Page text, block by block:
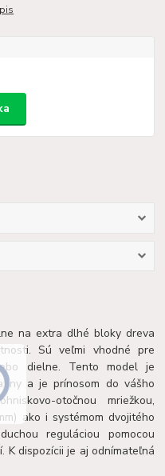
na extra dlhé bloky dreva
Sú veľmi vhodné pre
dielne. Tento model je
a je prínosom do vášho
otočnou mriežkou,
ako i systémom dvojitého
reguláciou pomocou
K dispozícii je aj odnímateľná